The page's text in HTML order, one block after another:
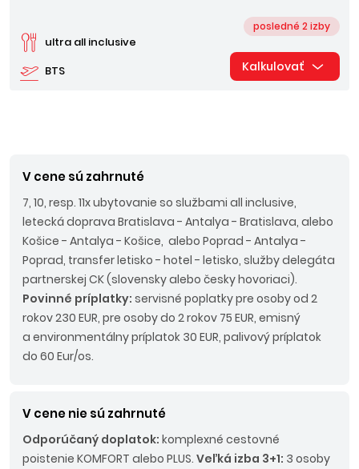
BTS
ultra all inclusive
posledné 2 izby
Kalkulovať
V cene sú zahrnuté
7, 10, resp. 11x ubytovanie so službami all inclusive,
letecká doprava Bratislava - Antalya - Bratislava, alebo
Košice - Antalya - Košice, alebo Poprad - Antalya -
Poprad, transfer letisko - hotel - letisko, služby delegáta
partnerskej CK (slovensky alebo česky hovoriaci).
Povinné príplatky: servisné poplatky pre osoby od 2
rokov 230 EUR, pre osoby do 2 rokov 75 EUR, emisný
a environmentálny príplatok 30 EUR, palivový príplatok
do 60 Eur/os.
V cene nie sú zahrnuté
Odporúčaný doplatok: komplexné cestovné
poistenie KOMFORT alebo PLUS. Veľká izba 3+1: 3 osoby